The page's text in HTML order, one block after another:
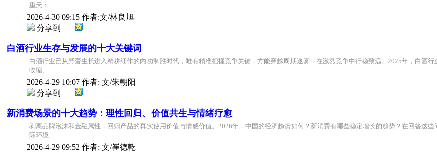
重天： ...
2026-4-30 09:15 作者:文/林良旭
分享到
白酒行业生存与发展的十大关键词
白酒行业已从野蛮生长进入精耕细作的内功制胜时代，唯有精准把握竞争关键，方能穿越周期迷雾，在激烈竞争中行稳致远。2025年，白酒
收缩、 ...
2026-4-29 10:07 作者: 文/朱朝阳
分享到
新消费场景的十大趋势：理性回归、价值共生与情绪疗愈
剥离品牌泡沫和金融属性，回归产品的真实使用价值与情感价值。2026年，中国的经济趋势如何？新消费有哪些稳定增长的趋势？在回答
际环境 ...
2026-4-29 09:52 作者: 文/崔德乾